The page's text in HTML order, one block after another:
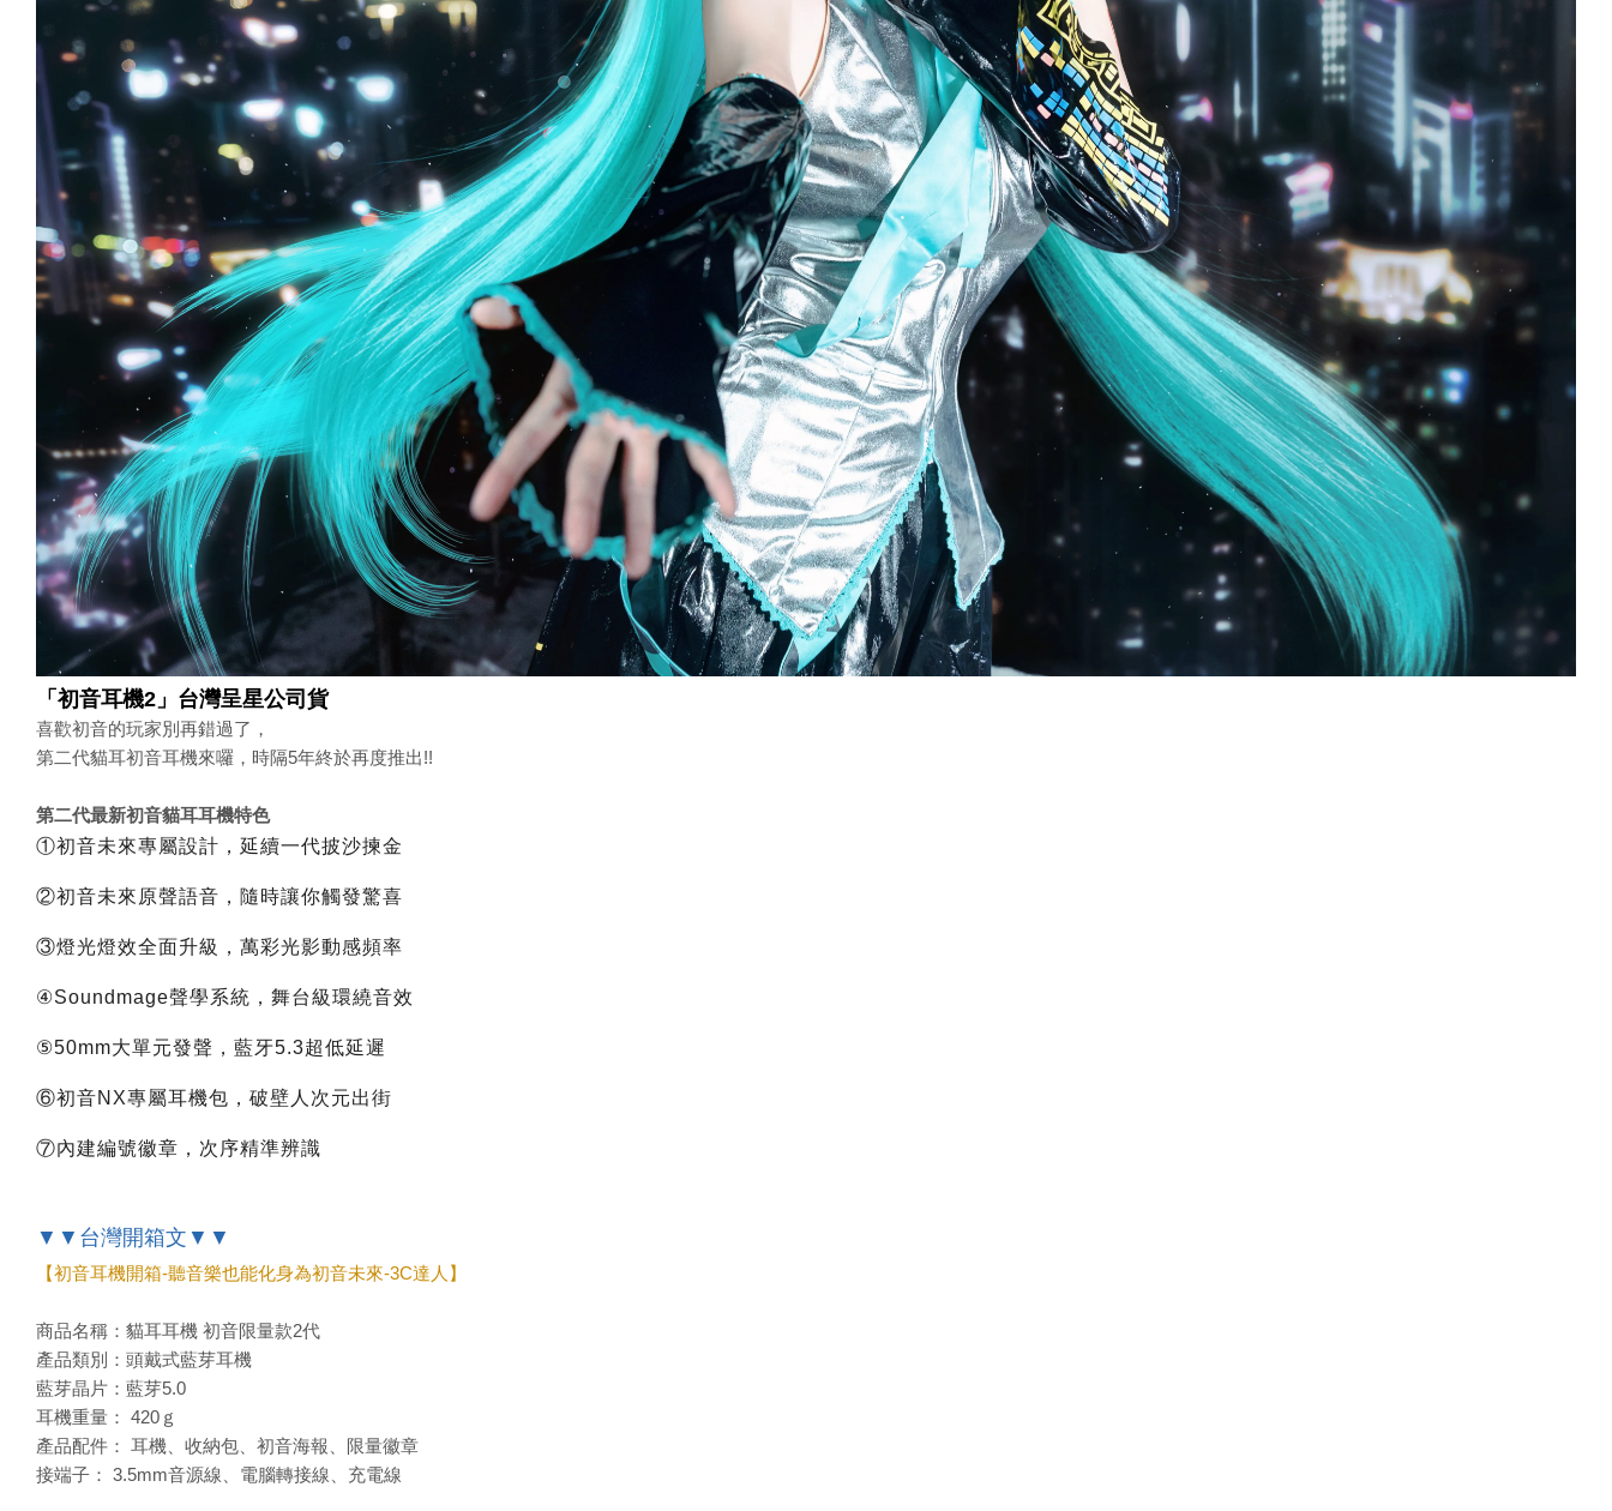
「初音耳機2」台灣呈星公司貨
喜歡初音的玩家別再錯過了，
第二代貓耳初音耳機來囉，時隔5年終於再度推出!!
第二代最新初音貓耳耳機特色
①初音未來專屬設計，延續一代披沙揀金
②初音未來原聲語音，隨時讓你觸發驚喜
③燈光燈效全面升級，萬彩光影動感頻率
④Soundmage聲學系統，舞台級環繞音效
⑤50mm大單元發聲，藍牙5.3超低延遲
⑥初音NX專屬耳機包，破壁人次元出街
⑦內建編號徽章，次序精準辨識
▼▼台灣開箱文▼▼
【初音耳機開箱-聽音樂也能化身為初音未來-3C達人】
商品名稱：貓耳耳機 初音限量款2代
產品類別：頭戴式藍芽耳機
藍芽晶片：藍芽5.0
耳機重量： 420ｇ
產品配件： 耳機、收納包、初音海報、限量徽章
接端子： 3.5mm音源線、電腦轉接線、充電線